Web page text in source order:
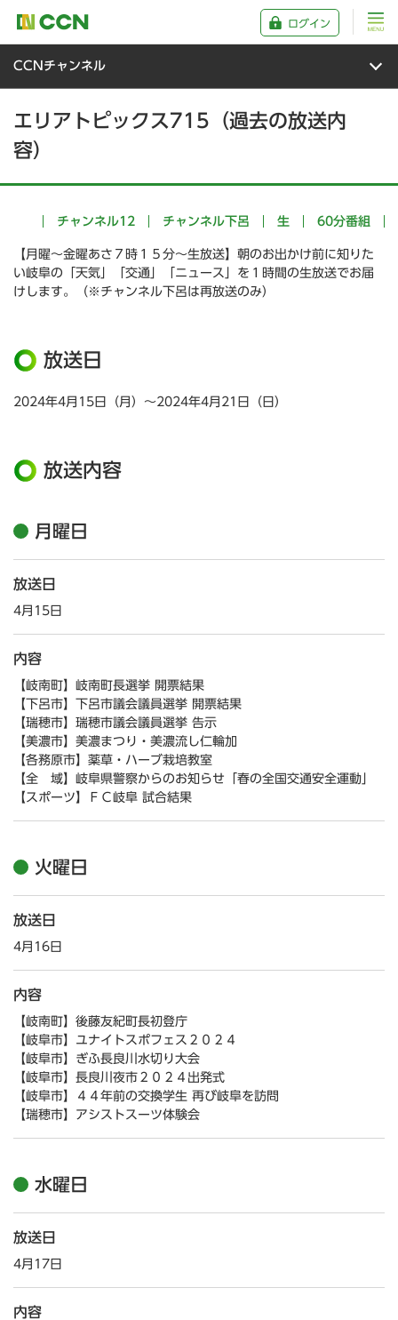
ログイン
CCNチャンネル
エリアトピックス715（過去の放送内
容）
チャンネル12 チャンネル下呂 生 60分番組
【月曜～金曜あさ７時１５分～生放送】朝のお出かけ前に知りた
い岐阜の「天気」「交通」「ニュース」を１時間の生放送でお届
けします。（※チャンネル下呂は再放送のみ）
放送日
2024年4月15日（月）～2024年4月21日（日）
放送内容
月曜日
放送日
4月15日
内容
【岐南町】岐南町長選挙 開票結果
【下呂市】下呂市議会議員選挙 開票結果
【瑞穂市】瑞穂市議会議員選挙 告示
【美濃市】美濃まつり・美濃流し仁輪加
【各務原市】薬草・ハーブ栽培教室
【全 域】岐阜県警察からのお知らせ「春の全国交通安全運動」
【スポーツ】ＦＣ岐阜 試合結果
火曜日
放送日
4月16日
内容
【岐南町】後藤友紀町長初登庁
【岐阜市】ユナイトスポフェス２０２４
【岐阜市】ぎふ長良川水切り大会
【岐阜市】長良川夜市２０２４出発式
【岐阜市】４４年前の交換学生 再び岐阜を訪問
【瑞穂市】アシストスーツ体験会
水曜日
放送日
4月17日
内容